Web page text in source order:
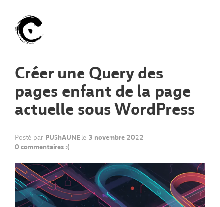
Créer une Query des
pages enfant de la page
actuelle sous WordPress
Posté par PUShAUNE le 3 novembre 2022
0 commentaires :(